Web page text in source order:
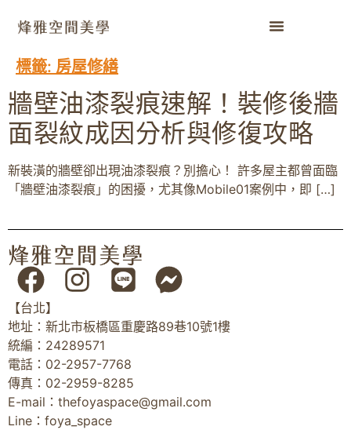
標籤: 房屋修繕
牆壁油漆裂痕速解！裝修後牆
面裂紋成因分析與修復攻略
新裝潢的牆壁卻出現油漆裂痕？別擔心！ 許多屋主都曾面臨
「牆壁油漆裂痕」的困擾，尤其像Mobile01案例中，即 […]
【台北】
地址：新北市板橋區重慶路89巷10號1樓
統編：24289571
電話：02-2957-7768
傳真：02-2959-8285
E-mail： thefoyaspace@gmail.com
Line：foya_space